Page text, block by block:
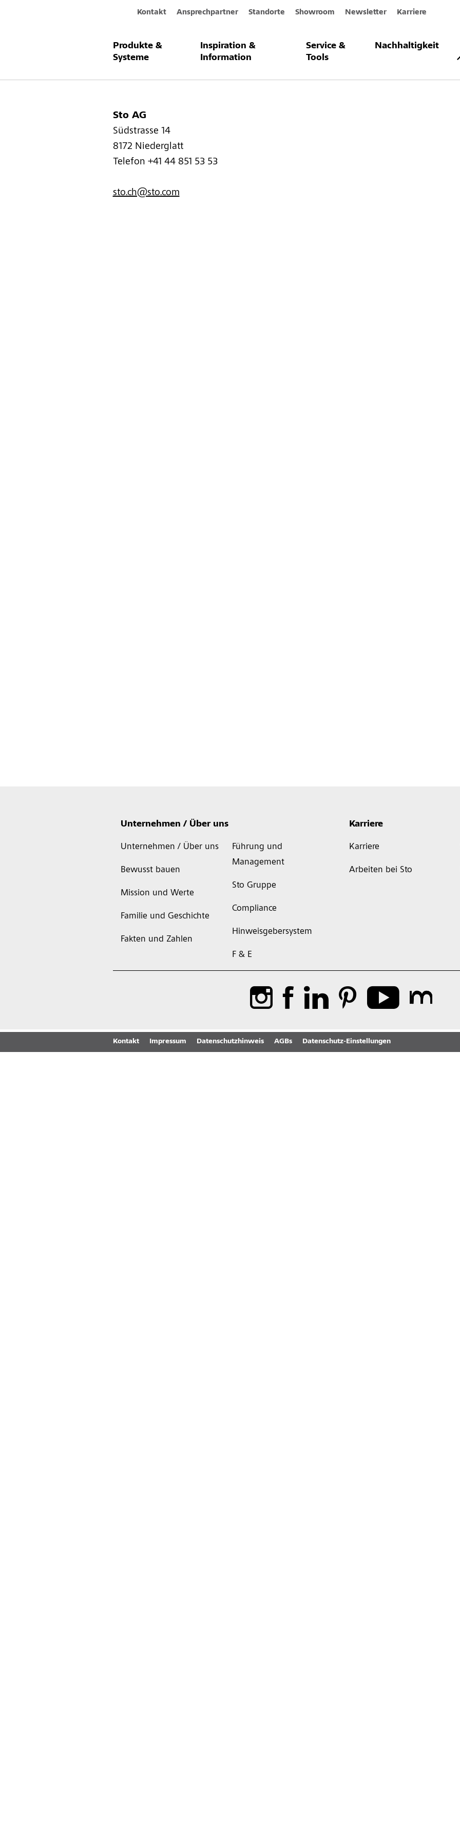
Kontakt Ansprechpartner Standorte Showroom Newsletter Karriere
Produkte &
Systeme
Inspiration &
Information
Service &
Tools
Nachhaltigkeit
Impressum
Sto AG
Südstrasse 14
8172 Niederglatt
Telefon +41 44 851 53 53
sto.ch@sto.com
Unternehmen / Über uns
Unternehmen / Über uns
Bewusst bauen
Mission und Werte
Familie und Geschichte
Fakten und Zahlen
Führung und
Management
Sto Gruppe
Compliance
Hinweisgebersystem
F & E
Karriere
Karriere
Arbeiten bei Sto
Kontakt Impressum Datenschutzhinweis AGBs Datenschutz-Einstellungen